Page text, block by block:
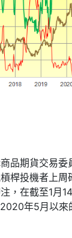
品期貨交易
桿投機者上
，在截至1月
年5月以來